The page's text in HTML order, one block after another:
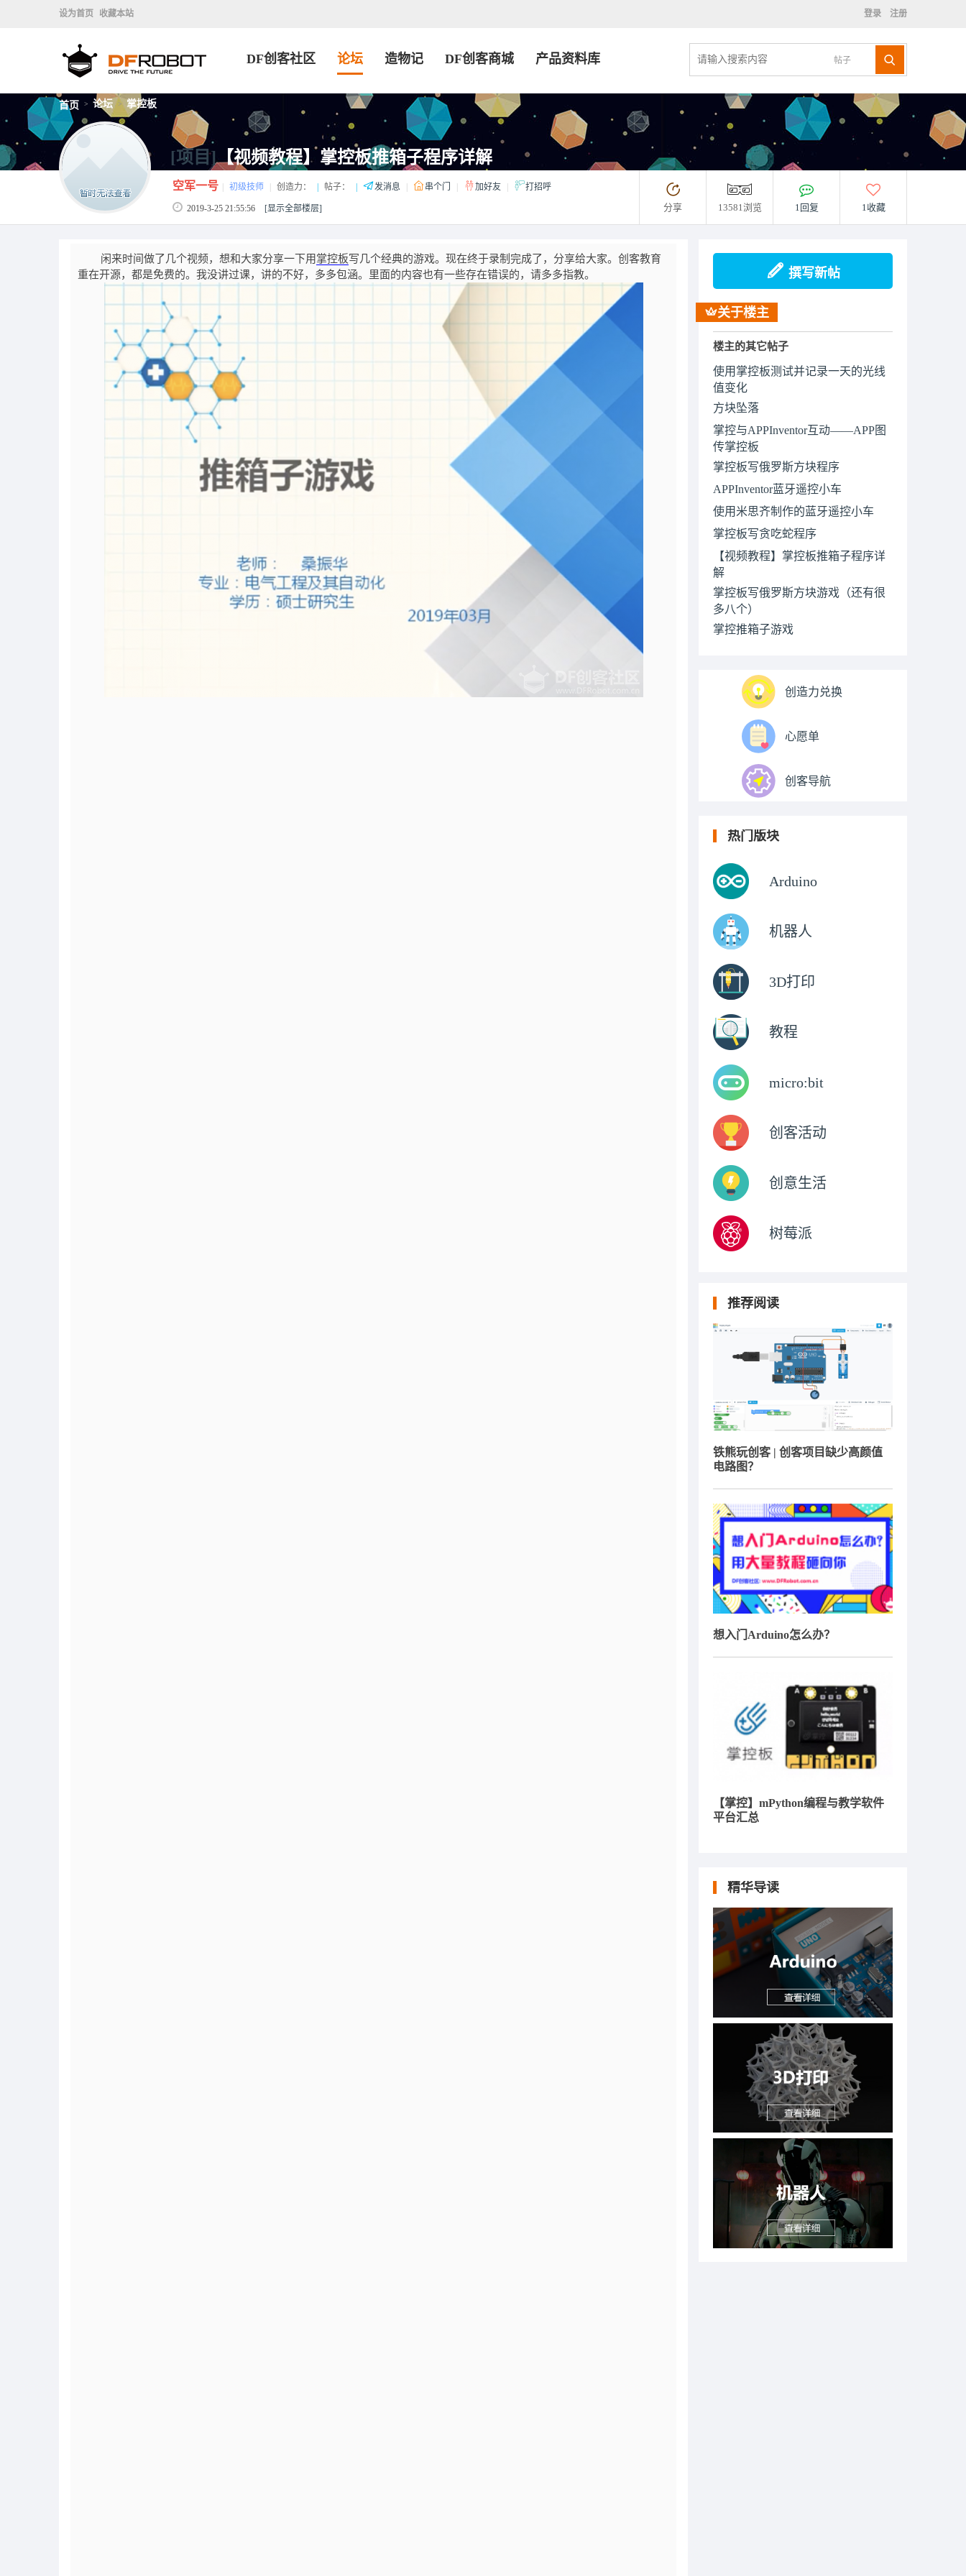
设为首页 收藏本站 登录 注册
帖子
DF创客社区 论坛 造物记 DF创客商城 产品资料库
首页 > 论坛 > 掌控板
[项目]【视频教程】掌控板推箱子程序详解
空军一号 初级技师 创造力： 帖子： 发消息 串个门 加好友 打招呼
2019-3-25 21:55:56 [显示全部楼层] 分享 13581浏览 1回复 1收藏
闲来时间做了几个视频，想和大家分享一下用掌控板写几个经典的游戏。现在终于录制完成了，分享给大家。创客教育
重在开源，都是免费的。我没讲过课，讲的不好，多多包涵。里面的内容也有一些存在错误的，请多多指教。
撰写新帖
关于楼主
楼主的其它帖子
使用掌控板测试并记录一天的光线
值变化
方块坠落
掌控与APPInventor互动——APP图
传掌控板
掌控板写俄罗斯方块程序
APPInventor蓝牙遥控小车
使用米思齐制作的蓝牙遥控小车
掌控板写贪吃蛇程序
【视频教程】掌控板推箱子程序详
解
掌控板写俄罗斯方块游戏（还有很
多八个）
掌控推箱子游戏
创造力兑换
心愿单
创客导航
热门版块
Arduino
机器人
3D打印
教程
micro:bit
创客活动
创意生活
树莓派
推荐阅读
铁熊玩创客 | 创客项目缺少高颜值
电路图？
想入门Arduino怎么办？
【掌控】mPython编程与教学软件
平台汇总
精华导读